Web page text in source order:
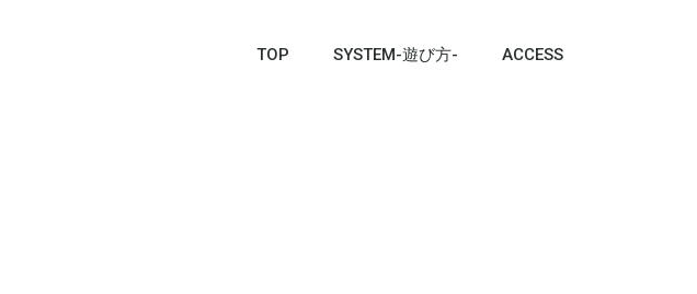
TOP SYSTEM-遊び方- ACCESS